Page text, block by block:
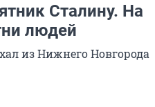
Сталину. На
людей
из Нижнего Новгорода